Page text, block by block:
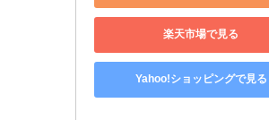
楽天市場で見る
Yahoo!ショッピングで見る